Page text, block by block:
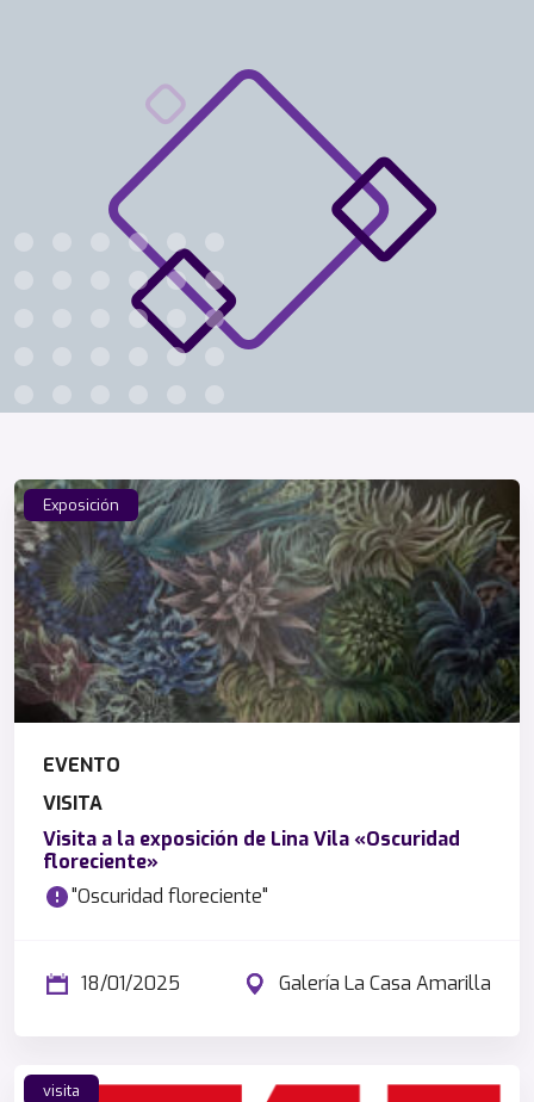
Exposición
EVENTO
VISITA
Visita a la exposición de Lina Vila «Oscuridad
floreciente»
"Oscuridad floreciente"
18/01/2025 Galería La Casa Amarilla
visita